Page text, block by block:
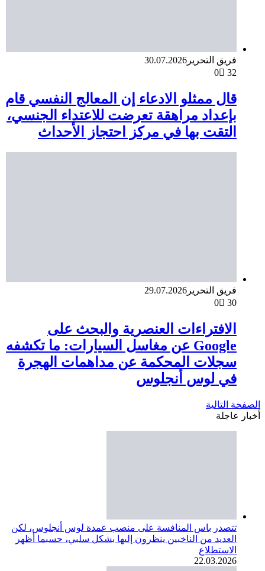
فريق التحرير 30.07.2026
0
32
قال ممثلو الادعاء إن المعالج النفسي قام
بإعداد مراهقة تعرضت للاعتداء الجنسي،
التقت بها في مركز احتجاز الأحداث
فريق التحرير 29.07.2026
0
30
الافتراءات العنصرية والبحث على
Google عن مغاسل السيارات: ما تكشفه
سجلات المحكمة عن مداهمات الهجرة
في لوس أنجلوس
الصفحة التالية
أخبار عاجلة
تتصدر باس المنافسة على منصب عمدة لوس أنجلوس، لكن
العديد من الناخبين ينظرون إليها بشكل سلبي، حسبما أظهر
الاستطلاع
22.03.2026